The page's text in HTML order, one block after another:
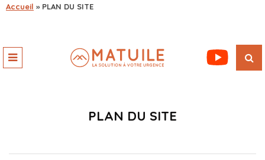
Accueil » PLAN DU SITE
PLAN DU SITE